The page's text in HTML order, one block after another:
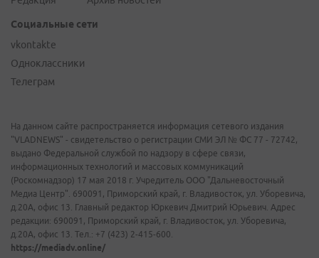
Социальные сети
vkontakte
Одноклассники
Телеграм
На данном сайте распространяется информация сетевого издания
"VLADNEWS" - свидетельство о регистрации СМИ ЭЛ № ФС 77 - 72742,
выдано Федеральной службой по надзору в сфере связи,
информационных технологий и массовых коммуникаций
(Роскомнадзор) 17 мая 2018 г. Учредитель ООО "Дальневосточный
Медиа Центр". 690091, Приморский край, г. Владивосток, ул. Уборевича,
д.20А, офис 13. Главный редактор Юркевич Дмитрий Юрьевич. Адрес
редакции: 690091, Приморский край, г. Владивосток, ул. Уборевича,
д.20А, офис 13. Тел.: +7 (423) 2-415-600.
https://mediadv.online/